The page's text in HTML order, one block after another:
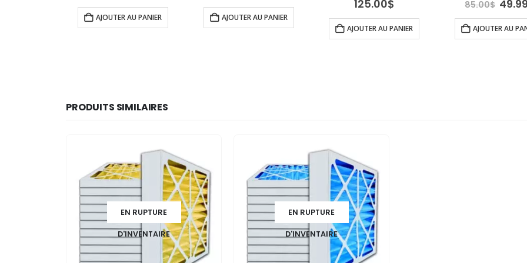
initial
était :
AJOUTER AU PANIER initial
était :
AJOUTER AU PANIER
125.00$
AJOUTER AU PANIER
85.00$ Le
était
49.99
AJOUTER AU
PRODUITS SIMILAIRES
EN RUPTURE
D'INVENTAIRE
EN RUPTURE
D'INVENTAIRE